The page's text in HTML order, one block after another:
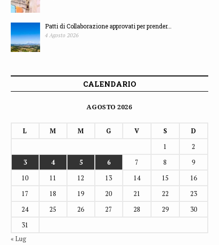
Patti di Collaborazione approvati per prender...
4 Agosto 2026
CALENDARIO
AGOSTO 2026
L M M G V S
D
1
2
3
4 5 6 7 8
9
10
11 12 13 14 15
16
17
18 19 20 21 22
23
24
25 26 27 28 29
30
31
« Lug